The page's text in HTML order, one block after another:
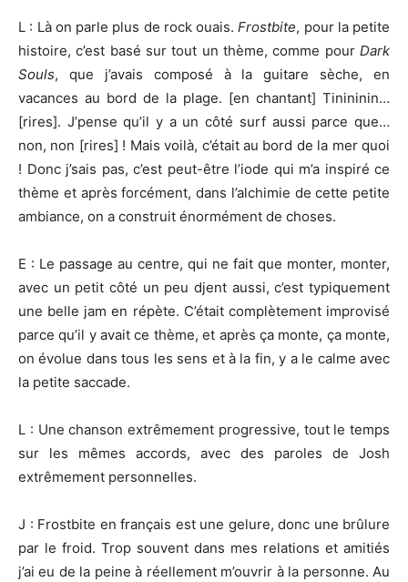
L : Là on parle plus de rock ouais.Frostbite, pour la petite
histoire, c’est basé sur tout un thème, comme pour Dark
Souls, que j’avais composé à la guitare sèche, en
vacances au bord de la plage. [en chantant] Tinininin…
[rires]. J’pense qu’il y a un côté surf aussi parce que…
non, non [rires] ! Mais voilà, c’était au bord de la mer quoi
! Donc j’sais pas, c’est peut-être l’iode qui m’a inspiré ce
thème et après forcément, dans l’alchimie de cette petite
ambiance, on a construit énormément de choses.
E : Le passage au centre, qui ne fait que monter, monter,
avec un petit côté un peu djent aussi, c’est typiquement
une belle jam en répète. C’était complètement improvisé
parce qu’il y avait ce thème, et après ça monte, ça monte,
on évolue dans tous les sens et à la fin, y a le calme avec
la petite saccade.
L : Une chanson extrêmement progressive, tout le temps
sur les mêmes accords, avec des paroles de Josh
extrêmement personnelles.
J : Frostbite en français est une gelure, donc une brûlure
par le froid. Trop souvent dans mes relations et amitiés
j’ai eu de la peine à réellement m’ouvrir à la personne. Au